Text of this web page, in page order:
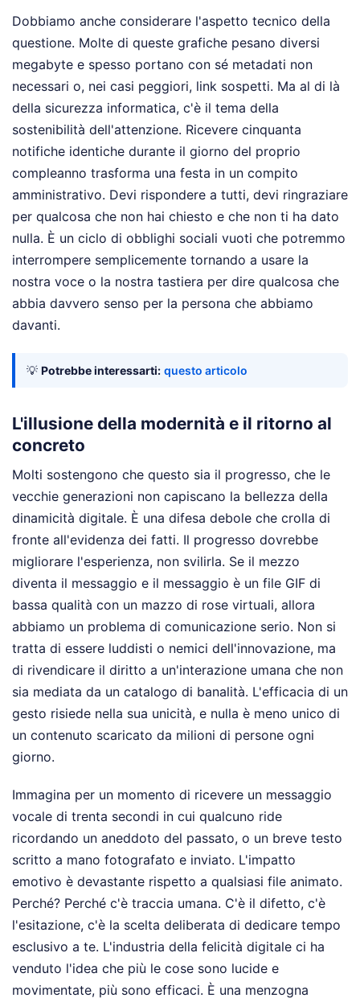
Dobbiamo anche considerare l'aspetto tecnico della
questione. Molte di queste grafiche pesano diversi
megabyte e spesso portano con sé metadati non
necessari o, nei casi peggiori, link sospetti. Ma al di là
della sicurezza informatica, c'è il tema della
sostenibilità dell'attenzione. Ricevere cinquanta
notifiche identiche durante il giorno del proprio
compleanno trasforma una festa in un compito
amministrativo. Devi rispondere a tutti, devi ringraziare
per qualcosa che non hai chiesto e che non ti ha dato
nulla. È un ciclo di obblighi sociali vuoti che potremmo
interrompere semplicemente tornando a usare la
nostra voce o la nostra tastiera per dire qualcosa che
abbia davvero senso per la persona che abbiamo
davanti.
💡 Potrebbe interessarti: questo articolo
L'illusione della modernità e il ritorno al
concreto
Molti sostengono che questo sia il progresso, che le
vecchie generazioni non capiscano la bellezza della
dinamicità digitale. È una difesa debole che crolla di
fronte all'evidenza dei fatti. Il progresso dovrebbe
migliorare l'esperienza, non svilirla. Se il mezzo
diventa il messaggio e il messaggio è un file GIF di
bassa qualità con un mazzo di rose virtuali, allora
abbiamo un problema di comunicazione serio. Non si
tratta di essere luddisti o nemici dell'innovazione, ma
di rivendicare il diritto a un'interazione umana che non
sia mediata da un catalogo di banalità. L'efficacia di un
gesto risiede nella sua unicità, e nulla è meno unico di
un contenuto scaricato da milioni di persone ogni
giorno.
Immagina per un momento di ricevere un messaggio
vocale di trenta secondi in cui qualcuno ride
ricordando un aneddoto del passato, o un breve testo
scritto a mano fotografato e inviato. L'impatto
emotivo è devastante rispetto a qualsiasi file animato.
Perché? Perché c'è traccia umana. C'è il difetto, c'è
l'esitazione, c'è la scelta deliberata di dedicare tempo
esclusivo a te. L'industria della felicità digitale ci ha
venduto l'idea che più le cose sono lucide e
movimentate, più sono efficaci. È una menzogna